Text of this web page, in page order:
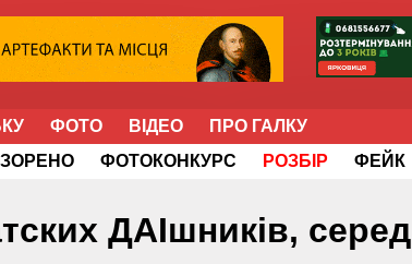
ФОТО ВІДЕО
ПРО ГАЛКУ
ФОТОКОНКУРС РОЗБІР ФЕЙК
ДАІшників, серед